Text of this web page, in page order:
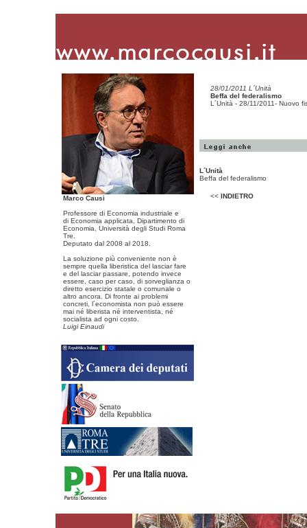
Marco Causi
Professore di Economia industriale e
di Economia applicata, Dipartimento di
Economia, Università degli Studi Roma
Tre.
Deputato dal 2008 al 2018.
La soluzione più conveniente non è
sempre quella liberistica del lasciar fare
e del lasciar passare, potendo invece
essere, caso per caso, di sorveglianza o
diretto esercizio statale o comunale o
altro ancora. Di fronte ai problemi
concreti, l´economista non può essere
mai né liberista né interventista, né
socialista ad ogni costo.
Luigi Einaudi
28/01/2011 L´Unità
Beffa del federalismo
L´Unità - 28/11/2011- Nuovo
L´Unità
Beffa del federalismo
<< INDIETRO